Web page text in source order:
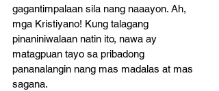
gagantimpalaan sila nang naaayon. Ah,
mga Kristiyano! Kung talagang
pinaniniwalaan natin ito, nawa ay
matagpuan tayo sa pribadong
pananalangin nang mas madalas at mas
sagana.